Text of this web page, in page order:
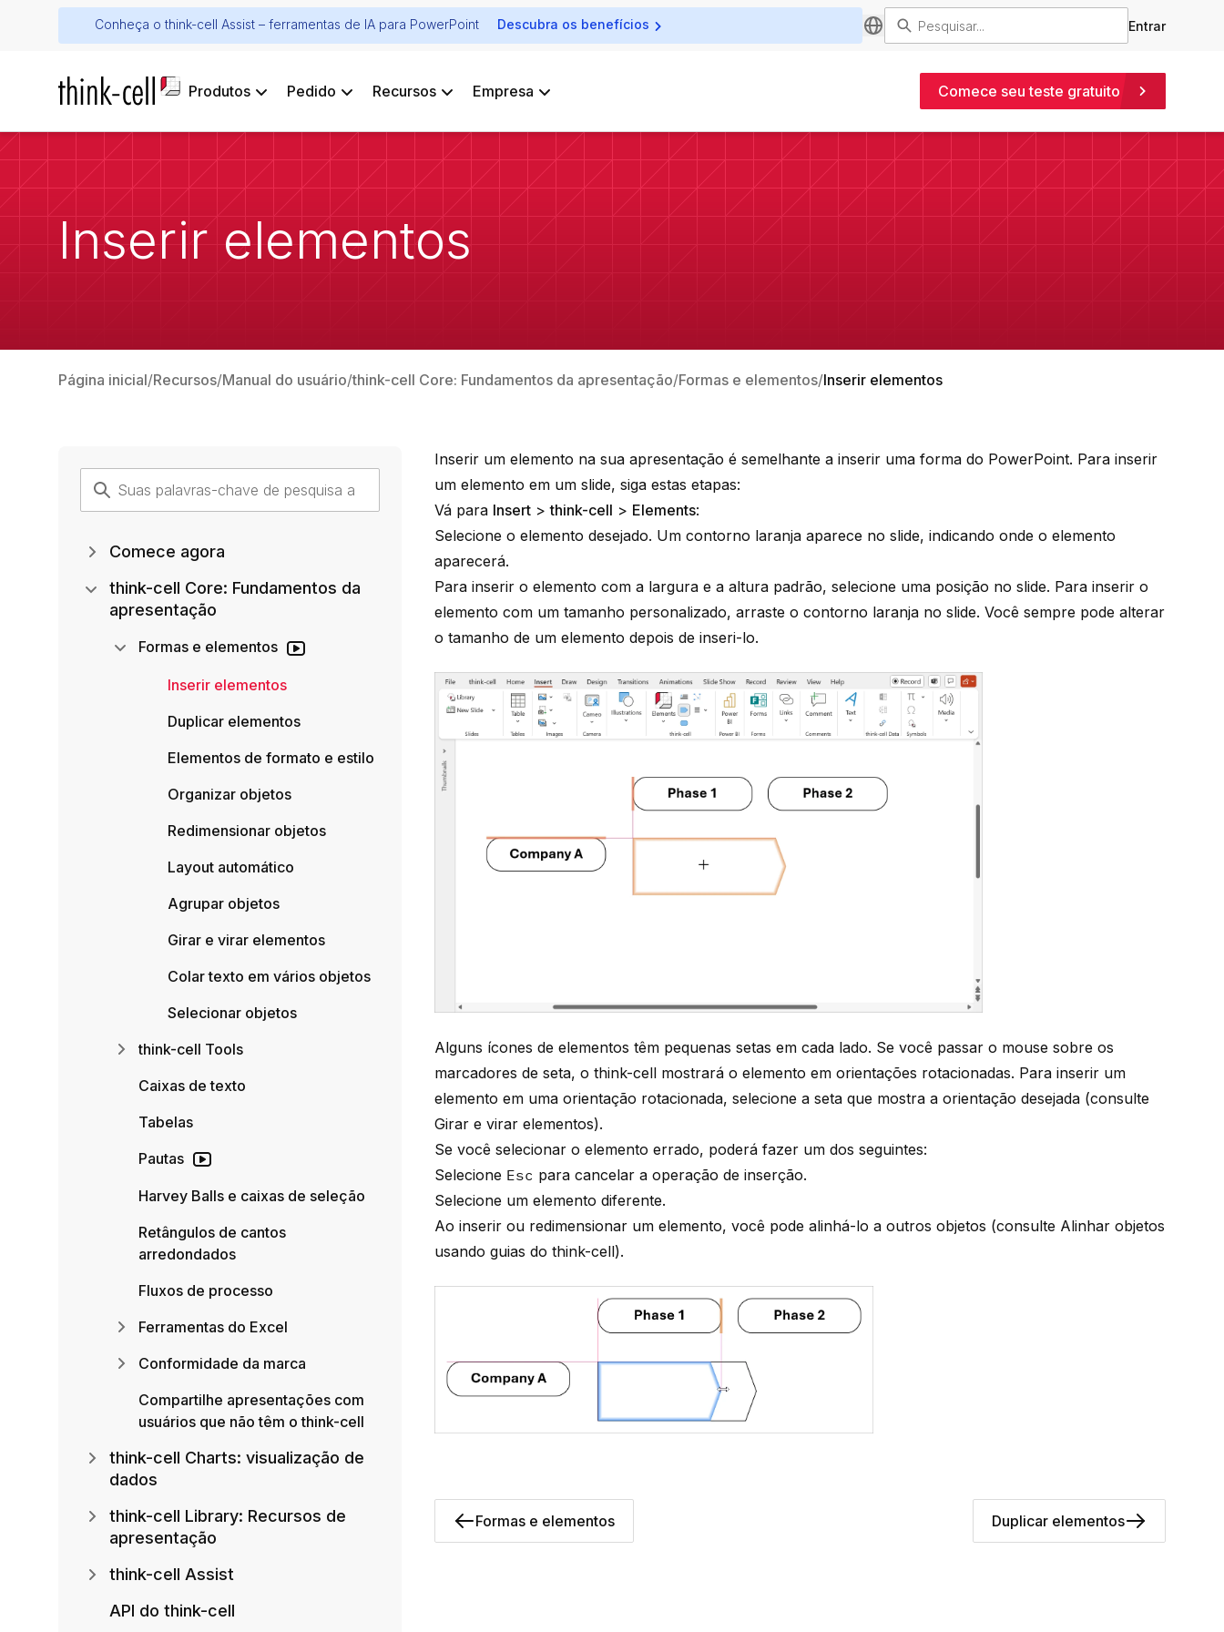
Conheça o think-cell Assist – ferramentas de IA para PowerPoint Descubra os benefícios Entrar
Produtos Pedido Recursos Empresa Comece seu teste gratuito
Inserir elementos
Página inicial Recursos Manual do usuário think-cell Core: Fundamentos da apresentação Formas e elementos Inserir elementos
Inserir um elemento na sua apresentação é semelhante a inserir uma forma do PowerPoint. Para inserir
um elemento em um slide, siga estas etapas:
Vá para Insert >think-cell > Elements:
Selecione o elemento desejado. Um contorno laranja aparece no slide, indicando onde o elemento
aparecerá.
Para inserir o elemento com a largura e a altura padrão, selecione uma posição no slide. Para inserir o
elemento com um tamanho personalizado, arraste o contorno laranja no slide. Você sempre pode alterar
o tamanho de um elemento depois de inseri-lo.
Alguns ícones de elementos têm pequenas setas em cada lado. Se você passar o mouse sobre os
marcadores de seta, othink-cell mostrará o elemento em orientações rotacionadas. Para inserir um
elemento em uma orientação rotacionada, selecione a seta que mostra a orientação desejada (consulte
Girar e virar elementos).
Se você selecionar o elemento errado, poderá fazer um dos seguintes:
Selecione Esc para cancelar a operação de inserção.
Selecione um elemento diferente.
Ao inserir ou redimensionar um elemento, você pode alinhá-lo a outros objetos (consulte Alinhar objetos
usando guias do think-cell).
Formas e elementos Duplicar elementos
Comece agora
think-cell Core: Fundamentos da
apresentação
Formas e elementos
Inserir elementos
Duplicar elementos
Elementos de formato e estilo
Organizar objetos
Redimensionar objetos
Layout automático
Agrupar objetos
Girar e virar elementos
Colar texto em vários objetos
Selecionar objetos
think-cell Tools
Caixas de texto
Tabelas
Pautas
Harvey Balls e caixas de seleção
Retângulos de cantos
arredondados
Fluxos de processo
Ferramentas do Excel
Conformidade da marca
Compartilhe apresentações com
usuários que não têm o think-cell
think-cell Charts: visualização de
dados
think-cell Library: Recursos de
apresentação
think-cell Assist
API do think-cell